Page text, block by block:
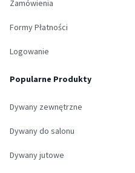
Zamówienia
Formy Płatności
Logowanie
Popularne Produkty
Dywany zewnętrzne
Dywany do salonu
Dywany jutowe